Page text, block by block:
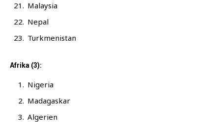
Malay­sia
Nepal
Turk­me­ni­stan
Afrika (3):
Nige­ria
Mada­gas­kar
Alge­ri­en